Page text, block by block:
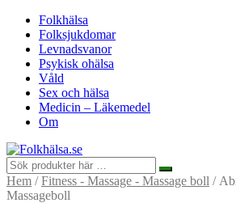
Folkhälsa
Folksjukdomar
Levnadsvanor
Psykisk ohälsa
Våld
Sex och hälsa
Medicin – Läkemedel
Om
Hem /Fitness - Massage - Massage boll /
Massageboll